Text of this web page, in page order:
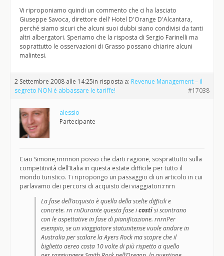
Vi riproponiamo quindi un commento che ci ha lasciato
Giuseppe Savoca, direttore dell’ Hotel D'Orange D'Alcantara,
perché siamo sicuri che alcuni suoi dubbi siano condivisi da tanti
altri albergatori. Speriamo che la risposta di Sergio Farinelli ma
soprattutto le osservazioni di Grasso possano chiarire alcuni
malintesi.
2 Settembre 2008 alle 14:25in risposta a: Revenue Management – il
segreto NON è abbassare le tariffe!
#17038
alessio
Partecipante
Ciao Simone,rnrnnon posso che darti ragione, sosprattutto sulla
competitività dell’Italia in questa estate difficile per tutto il
mondo turistico. Ti ripropongo un passaggio di un articolo in cui
parlavamo dei percorsi di acquisto dei viaggiatori:rnrn
La fase dell’acquisto è quella della scelte difficili e
concrete. rn rnDurante questa fase icostisi scontrano
con le aspettative in fase di pianificazione. rnrnPer
esempio, se un viaggiatore statunitense vuole andare in
Australia per scalare la Ayers Rock ma scopre che il
biglietto aereo costa 10 volte di più rispetto a quello